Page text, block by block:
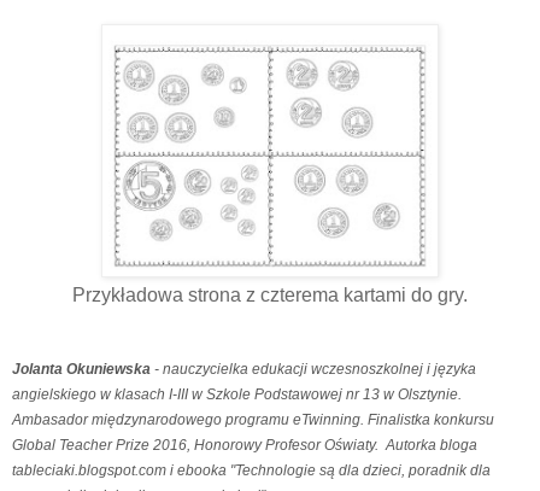
Przykładowa strona z czterema kartami do gry.
Jolanta Okuniewska - nauczycielka edukacji wczesnoszkolnej i języka
angielskiego w klasach I-III w Szkole Podstawowej nr 13 w Olsztynie.
Ambasador międzynarodowego programu eTwinning. Finalistka konkursu
Global Teacher Prize 2016, Honorowy Profesor Oświaty. Autorka bloga
tableciaki.blogspot.com i ebooka "Technologie są dla dzieci, poradnik dla